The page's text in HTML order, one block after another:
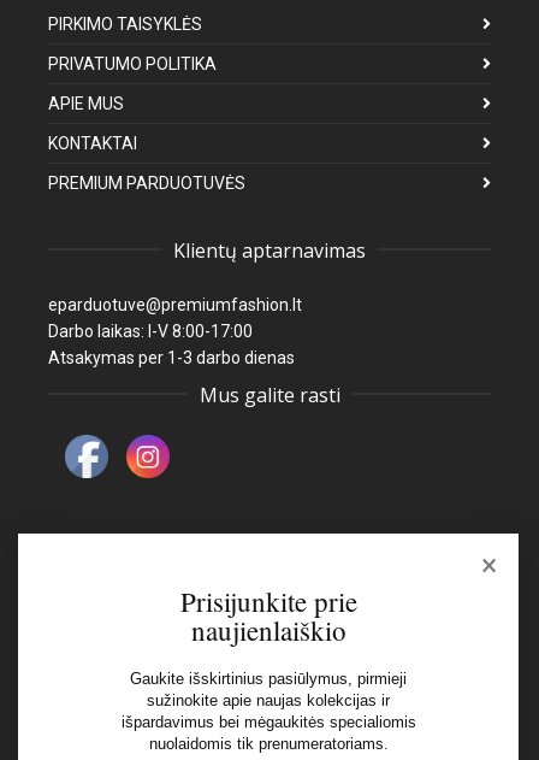
PIRKIMO TAISYKLĖS
PRIVATUMO POLITIKA
APIE MUS
KONTAKTAI
PREMIUM PARDUOTUVĖS
Klientų aptarnavimas
eparduotuve@premiumfashion.lt
Darbo laikas: I-V 8:00-17:00
Atsakymas per 1-3 darbo dienas
Mus galite rasti
Naujienlaiškis
Aš perskaičiau ir sutinku su Privatumo Politikos
×
Prisijunkite prie
naujienlaiškio
Gaukite išskirtinius pasiūlymus, pirmieji
sužinokite apie naujas kolekcijas ir
išpardavimus bei mėgaukitės specialiomis
nuolaidomis tik prenumeratoriams.